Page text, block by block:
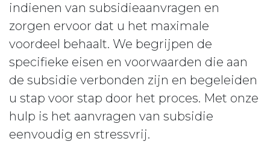
indienen van subsidieaanvragen en
zorgen ervoor dat u het maximale
voordeel behaalt. We begrijpen de
specifieke eisen en voorwaarden die aan
de subsidie verbonden zijn en begeleiden
u stap voor stap door het proces. Met onze
hulp is het aanvragen van subsidie
eenvoudig en stressvrij.